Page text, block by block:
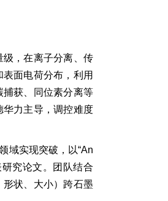
，在离子分离、传
面电荷分布，利用
捕获、同位素分离等
力主导，调控难度
域实现突破，以“An
究论文。团队结合
状、大小）跨石墨